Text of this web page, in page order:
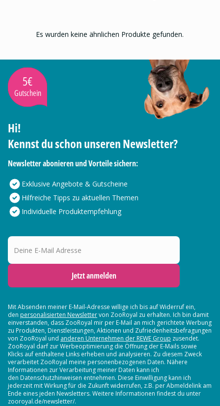
Es wurden keine ähnlichen Produkte gefunden.
5€
Gutschein
Hi!
Kennst du schon unseren Newsletter?
Newsletter abonieren und Vorteile sichern:
Exklusive Angebote & Gutscheine
Hilfreiche Tipps zu aktuellen Themen
Individuelle Produktempfehlung
Deine E-Mail Adresse
Jetzt anmelden
Mit Absenden meiner E-Mail-Adresse willige ich bis auf Widerruf ein,
den personalisierten Newslettervon ZooRoyal zu erhalten. Ich bin damit
einverstanden, dass ZooRoyal mir per E-Mail an mich gerichtete Werbung
zu Produkten, Dienstleistungen, Aktionen und Zufriedenheitsbefragungen
von ZooRoyal und anderen Unternehmen der REWE Group zusendet.
ZooRoyal darf zur Werbeoptimierung die Öffnung der E-Mails sowie
Klicks auf enthaltene Links erheben und analysieren. Zu diesem Zweck
verarbeitet ZooRoyal meine personenbezogenen Daten. Nähere
Informationen zur Verarbeitung meiner Daten kann ich
den Datenschutzhinweisen entnehmen. Diese Einwilligung kann ich
jederzeit mit Wirkung für die Zukunft widerrufen, z.B. per Abmeldelink am
Ende eines jeden Newsletters. Weitere Informationen findest du unter
zooroyal.de/newsletter/.